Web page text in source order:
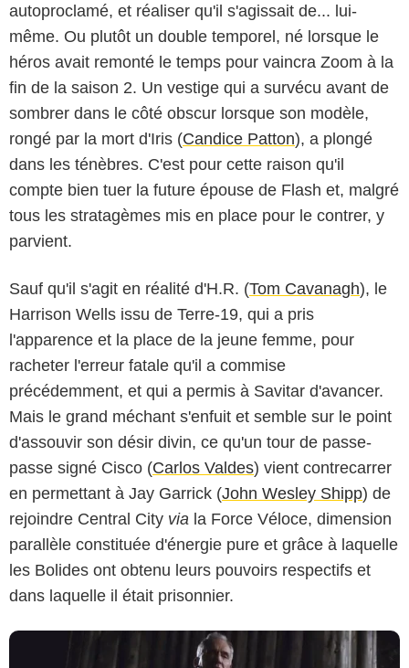
autoproclamé, et réaliser qu'il s'agissait de... lui-
même. Ou plutôt un double temporel, né lorsque le
héros avait remonté le temps pour vaincra Zoom à la
fin de la saison 2. Un vestige qui a survécu avant de
sombrer dans le côté obscur lorsque son modèle,
rongé par la mort d'Iris (Candice Patton), a plongé
dans les ténèbres. C'est pour cette raison qu'il
compte bien tuer la future épouse de Flash et, malgré
tous les stratagèmes mis en place pour le contrer, y
parvient.
Sauf qu'il s'agit en réalité d'H.R. (Tom Cavanagh), le
Harrison Wells issu de Terre-19, qui a pris
l'apparence et la place de la jeune femme, pour
racheter l'erreur fatale qu'il a commise
précédemment, et qui a permis à Savitar d'avancer.
Mais le grand méchant s'enfuit et semble sur le point
d'assouvir son désir divin, ce qu'un tour de passe-
passe signé Cisco (Carlos Valdes) vient contrecarrer
en permettant à Jay Garrick (John Wesley Shipp) de
rejoindre Central City via la Force Véloce, dimension
parallèle constituée d'énergie pure et grâce à laquelle
les Bolides ont obtenu leurs pouvoirs respectifs et
dans laquelle il était prisonnier.